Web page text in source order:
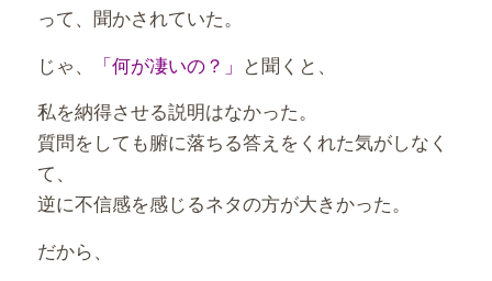
って、聞かされていた。
じゃ、
「何が凄いの？」 と聞くと、
私を納得させる説明はなかった。
質問をしても腑に落ちる答えをくれた気がしなく
て、
逆に不信感を感じるネタの方が大きかった。
だから、